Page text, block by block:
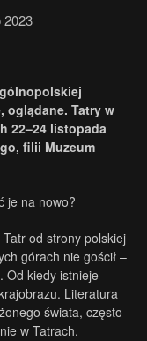
2023
oglądane. Tatry w
22–24 listopada
filii Muzeum
je na nowo?
od strony polskiej
górach nie gościł –
Od kiedy istnieje
Literatura
świata, często
w Tatrach.